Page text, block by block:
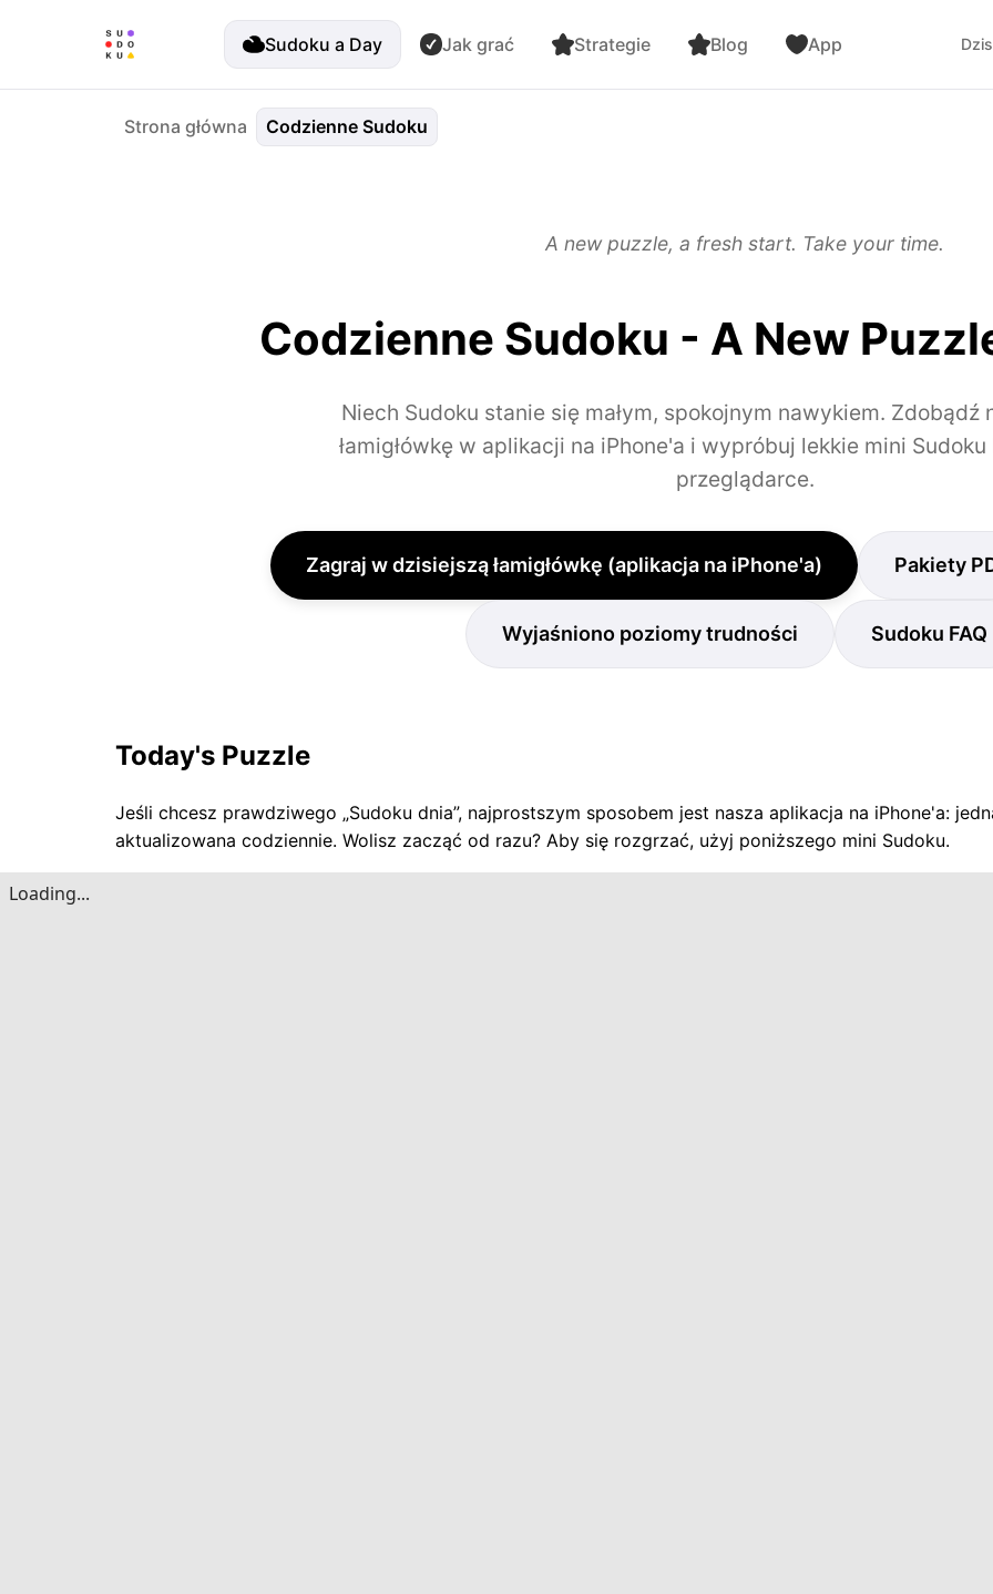
Sudoku a Day Jak grać Strategie Blog App
Strona główna Codzienne Sudoku
A new puzzle, a fresh start. Take your time.
Codzienne Sudoku - A New
Niech Sudoku stanie się małym, spokojnym nawykiem. Zdobądź
łamigłówkę w aplikacji na iPhone'a i wypróbuj lekkie mini
przeglądarce.
Zagraj w dzisiejszą łamigłówkę (aplikacja na iPhone'a) Pakiety
Wyjaśniono poziomy trudności Sudoku FAQ
Today's Puzzle
Jeśli chcesz prawdziwego „Sudoku dnia”, najprostszym sposobem jest nasza aplikacja na iPhone'a:
aktualizowana codziennie. Wolisz zacząć od razu? Aby się rozgrzać, użyj poniższego mini Sudoku.